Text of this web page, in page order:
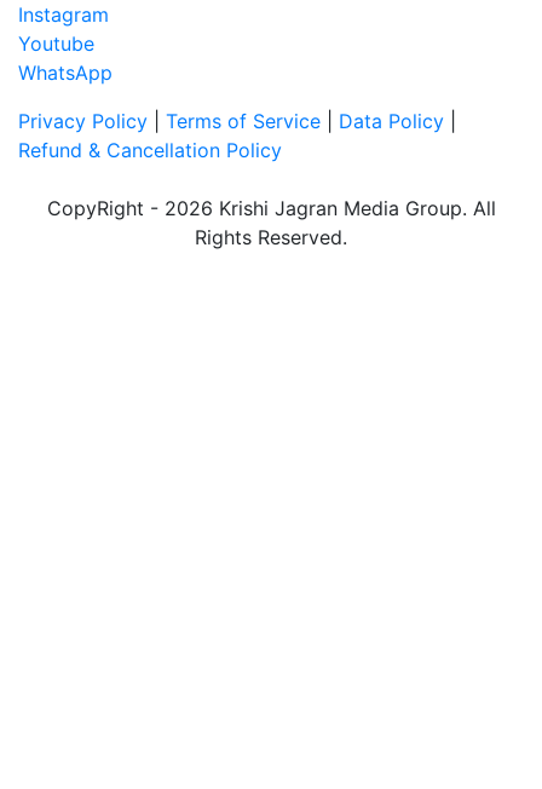
Instagram
Youtube
WhatsApp
Privacy Policy
Terms of Service Data Policy
Refund & Cancellation Policy
CopyRight - 2026 Krishi Jagran Media Group. All
Rights Reserved.